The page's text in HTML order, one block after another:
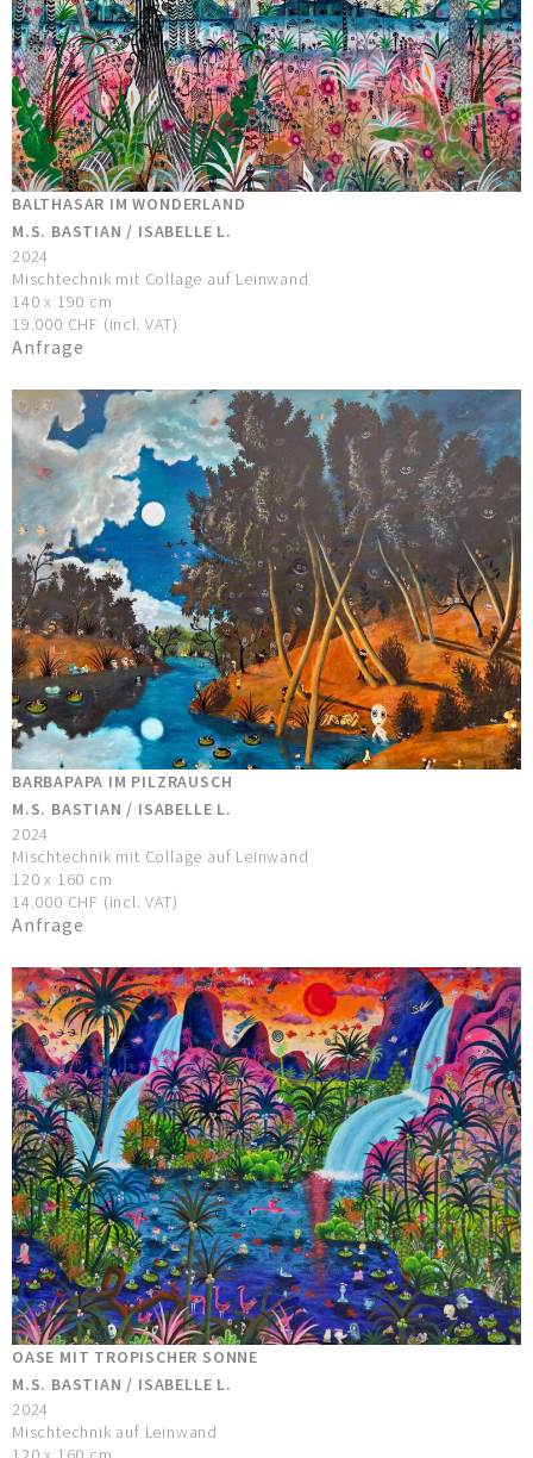
BALTHASAR IM WONDERLAND
M.S. BASTIAN / ISABELLE L.
2024
Mischtechnik mit Collage auf Leinwand
140 x 190 cm
19.000 CHF (incl. VAT)
Anfrage
BARBAPAPA IM PILZRAUSCH
M.S. BASTIAN / ISABELLE L.
2024
Mischtechnik mit Collage auf Leinwand
120 x 160 cm
14.000 CHF (incl. VAT)
Anfrage
OASE MIT TROPISCHER SONNE
M.S. BASTIAN / ISABELLE L.
2024
Mischtechnik auf Leinwand